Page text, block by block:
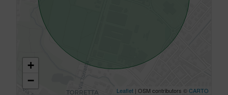
+
−
Leaflet| OSM contributors ©CARTO